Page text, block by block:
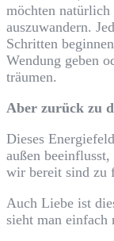
möchten natürlich
auszuwandern.
Schritten
Wendung geben
träumen.
Aber zurück zu
Dieses
außen
wir bereit sind zu
Auch Liebe ist
sieht man einfach